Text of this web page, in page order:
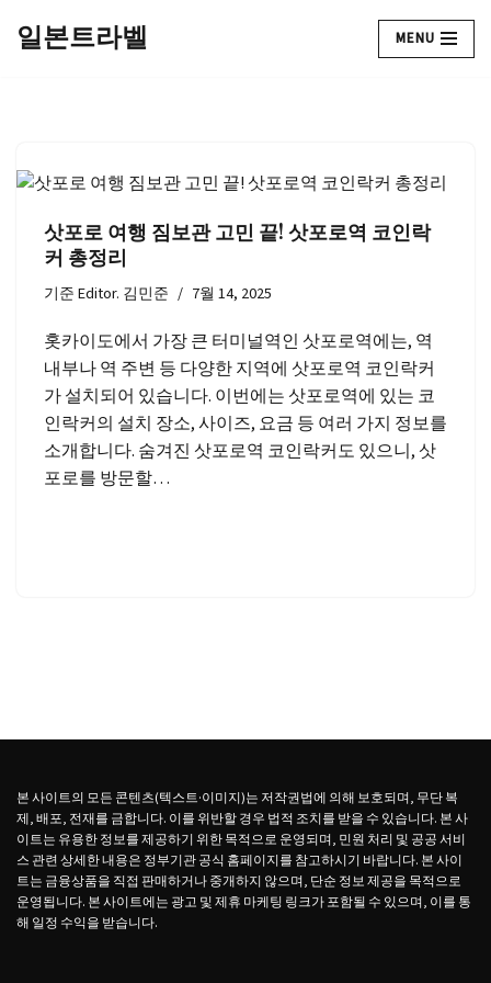
건
일본트라벨 MENU
삿포로 여행 짐보관 고민 끝! 삿포로역 코인락
커 총정리
기준Editor. 김민준 7월 14, 2025
홋카이도에서 가장 큰 터미널역인 삿포로역에는, 역
내부나 역 주변 등 다양한 지역에 삿포로역 코인락커
가 설치되어 있습니다. 이번에는 삿포로역에 있는 코
인락커의 설치 장소, 사이즈, 요금 등 여러 가지 정보를
소개합니다. 숨겨진 삿포로역 코인락커도 있으니, 삿
포로를 방문할…
본 사이트의 모든 콘텐츠(텍스트·이미지)는 저작권법에 의해 보호되며, 무단 복
제, 배포, 전재를 금합니다. 이를 위반할 경우 법적 조치를 받을 수 있습니다. 본 사
이트는 유용한 정보를 제공하기 위한 목적으로 운영되며, 민원 처리 및 공공 서비
스 관련 상세한 내용은 정부기관 공식 홈페이지를 참고하시기 바랍니다. 본 사이
트는 금융상품을 직접 판매하거나 중개하지 않으며, 단순 정보 제공을 목적으로
운영됩니다. 본 사이트에는 광고 및 제휴 마케팅 링크가 포함될 수 있으며, 이를 통
해 일정 수익을 받습니다.